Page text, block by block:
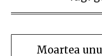
Moartea